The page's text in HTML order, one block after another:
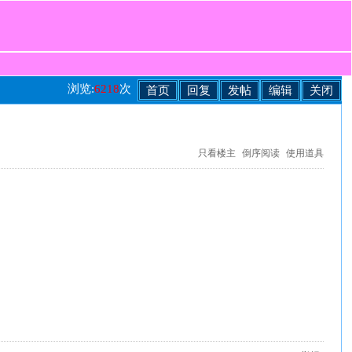
关闭
编辑
发帖
回复
首页
浏览:6218次
只看楼主 倒序阅读 使用道具